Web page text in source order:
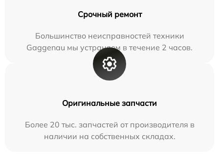
Срочный ремонт
Большинство неисправностей техники
Gaggenau мы устраняем в течение 2 часов.
Оригинальные запчасти
Более 20 тыс. запчастей от производителя в
наличии на собственных складах.